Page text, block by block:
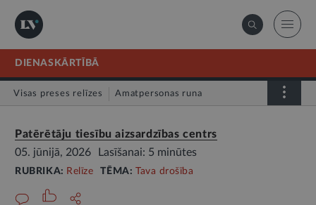
DIENASKĀRTĪBĀ
Visas preses relīzes Amatpersonas runa
Patērētāju tiesību aizsardzības centrs
05. jūnijā, 2026
Lasīšanai: 5 minūtes
RUBRIKA: Relīze TĒMA: Tava drošība